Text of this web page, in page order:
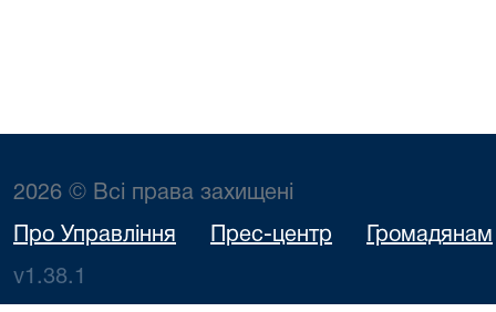
2026 © Всі права захищені
Про Управління Прес-центр Громадянам
v1.38.1